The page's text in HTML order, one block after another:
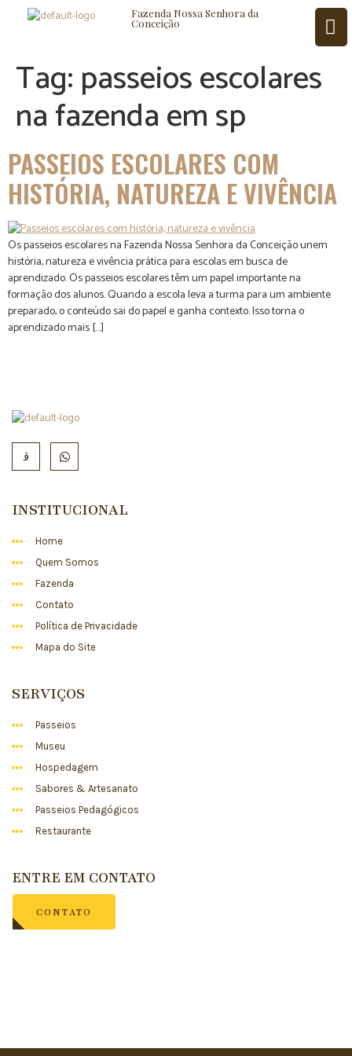
Fazenda Nossa Senhora da
Conceição
BLOG CONTATO
Tag:passeios escolares
na fazenda em sp
PASSEIOS ESCOLARES COM
HISTÓRIA, NATUREZA E VIVÊNCIA
Os passeios escolares na Fazenda Nossa Senhora da Conceição unem
história, natureza e vivência prática para escolas em busca de
aprendizado. Os passeios escolares têm um papel importante na
formação dos alunos. Quando a escola leva a turma para um ambiente
preparado, o conteúdo sai do papel e ganha contexto. Isso torna o
aprendizado mais […]
INSTITUCIONAL
Home
Quem Somos
Fazenda
Contato
Política de Privacidade
Mapa do Site
SERVIÇOS
Passeios
Museu
Hospedagem
Sabores & Artesanato
Passeios Pedagógicos
Restaurante
ENTRE EM CONTATO
CONTATO